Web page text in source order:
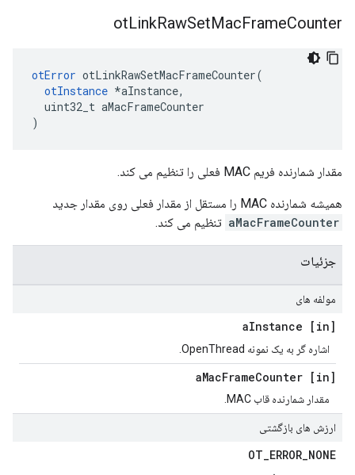
otLinkRawSetMacFrameCounter
otError otLinkRawSetMacFrameCounter(
otInstance *aInstance,
uint32_t aMacFrameCounter
)
مقدار شمارنده فریم MAC فعلی را تنظیم می کند.
همیشه شمارنده MAC را مستقل از مقدار فعلی روی مقدار جدید
aMacFrameCounter تنظیم می کند.
جزئیات
مولفه های
[in] a
Instance
اشاره گر به یک نمونه OpenThread.
[in] a
MacFrameCounter
مقدار شمارنده قاب MAC.
ارزش های بازگشتی
OT_ERROR_NONE